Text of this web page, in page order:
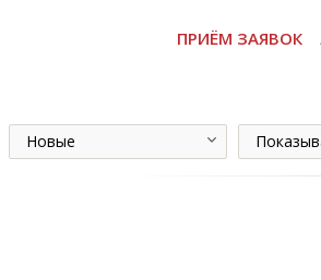
ПРИЁМ ЗАЯВОК
Новые